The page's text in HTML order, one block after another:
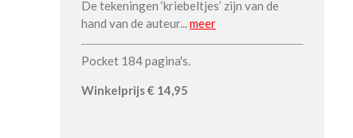
De tekeningen ‘kriebeltjes’ zijn van de
hand van de auteur...meer
Pocket 184 pagina's.
Winkelprijs€ 14,95